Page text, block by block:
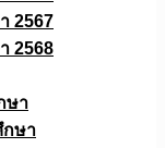
2567
2568
ษา
กษา